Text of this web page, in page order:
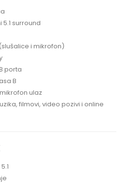
surround
i mikrofon)
porta
B
ulaz
filmovi, video pozivi i online